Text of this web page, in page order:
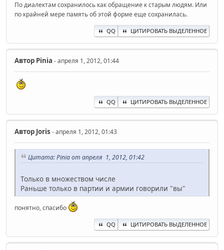
По диалектам сохранилось как обращение к старым людям. Или
по крайней мере память об этой форме еще сохранилась.
QQ ЦИТИРОВАТЬ ВЫДЕЛЕННОЕ
Автор Pinia - апреля 1, 2012, 01:44
QQ ЦИТИРОВАТЬ ВЫДЕЛЕННОЕ
Автор Joris - апреля 1, 2012, 01:43
Цитата: Pinia от апреля 1, 2012, 01:42
Только в множеством числе
Раньше только в партии и армии говорили "вы"
понятно, спасибо
QQ ЦИТИРОВАТЬ ВЫДЕЛЕННОЕ